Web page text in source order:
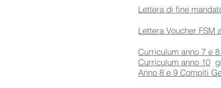
Lettera di fine
Lettera Voucher FSM
Curriculum anno 7 e
Curriculum anno 10
Anno 8 e 9 Compiti